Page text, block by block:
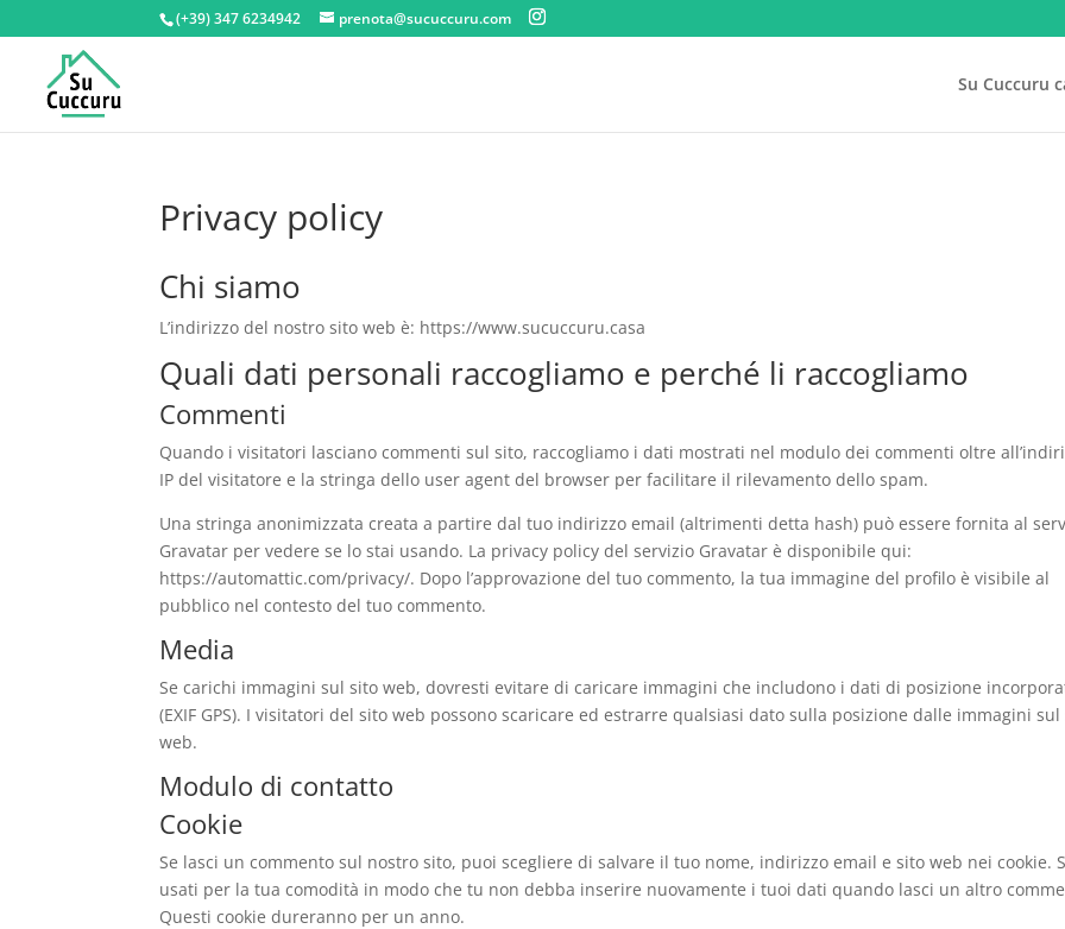
(+39) 347 6234942 prenota@sucuccuru.com
Su Cuccuru
Privacy policy
Chi siamo
L’indirizzo del nostro sito web è: https://www.sucuccuru.casa
Quali dati personali raccogliamo e perché li raccogliamo
Commenti
Quando i visitatori lasciano commenti sul sito, raccogliamo i dati mostrati nel modulo dei commenti oltre
IP del visitatore e la stringa dello user agent del browser per facilitare il rilevamento dello spam.
Una stringa anonimizzata creata a partire dal tuo indirizzo email (altrimenti detta hash) può essere fornita al
Gravatar per vedere se lo stai usando. La privacy policy del servizio Gravatar è disponibile qui:
https://automattic.com/privacy/. Dopo l’approvazione del tuo commento, la tua immagine del profilo è visibile al
pubblico nel contesto del tuo commento.
Media
Se carichi immagini sul sito web, dovresti evitare di caricare immagini che includono i dati di posizione
(EXIF GPS). I visitatori del sito web possono scaricare ed estrarre qualsiasi dato sulla posizione dalle immagini sul
web.
Modulo di contatto
Cookie
Se lasci un commento sul nostro sito, puoi scegliere di salvare il tuo nome, indirizzo email e sito web nei cookie.
usati per la tua comodità in modo che tu non debba inserire nuovamente i tuoi dati quando lasci un altro
Questi cookie dureranno per un anno.